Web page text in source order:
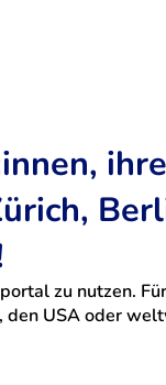
zu nutzen.
den USA oder